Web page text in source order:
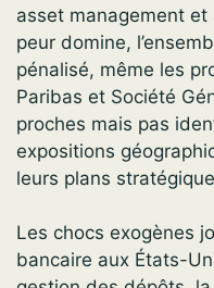
asset management
peur domine,
pénalisé, même les
Paribas et Société
proches mais pas
expositions
leurs plans
Les chocs exogènes
bancaire aux États-